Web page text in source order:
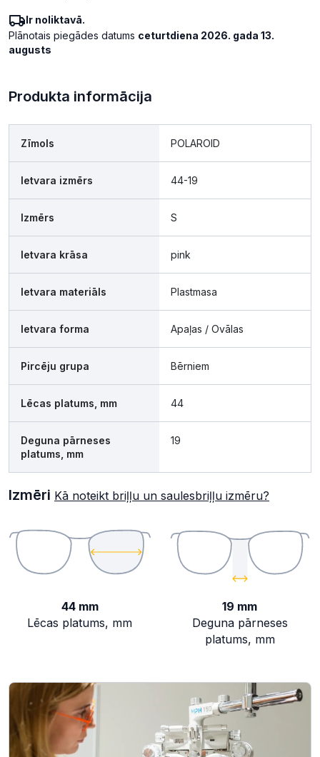
Ir noliktavā.
Plānotais piegādes datums ceturtdiena 2026. gada 13.
augusts
Produkta informācija
Zīmols POLAROID
Ietvara izmērs 44-19
Izmērs S
Ietvara krāsa pink
Ietvara materiāls Plastmasa
Ietvara forma Apaļas / Ovālas
Pircēju grupa Bērniem
Lēcas platums, mm 44
Deguna pārneses
platums, mm
19
Izmēri Kā noteikt briļļu un saulesbriļļu izmēru?
44 mm
Lēcas platums, mm
19 mm
Deguna pārneses
platums, mm